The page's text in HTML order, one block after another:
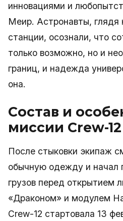
инновациями и
Меир. Астронавты, глядя
станции, осознали, что
только возможно, но и
границ, и надежда
она.
Состав и
миссии Crew-12
После стыковки экипаж
обычную одежду и начал
грузов перед открытием
«Драконом» и модулем
Crew-12 стартовала 13